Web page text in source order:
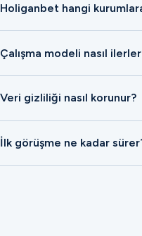
Holiganbet hangi
Çalışma modeli nasıl
Veri gizliliği nasıl korunur?
İlk görüşme ne kadar